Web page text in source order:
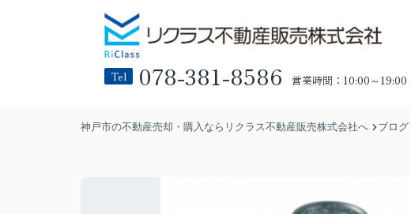
Tel 078-381-8586 営業時間：10:00～19:00
神戸市の不動産売却・購入ならリクラス不動産販売株式会社へ ブログ